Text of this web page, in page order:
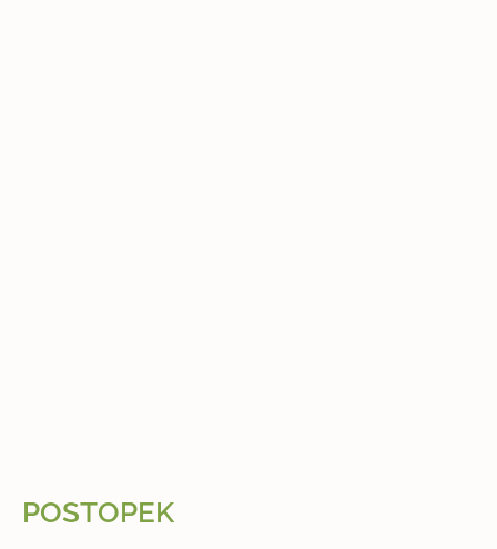
POSTOPEK